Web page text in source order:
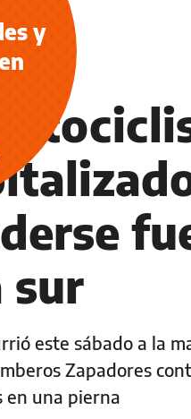
sur
este sábado a la
Zapadores
en una pierna
y